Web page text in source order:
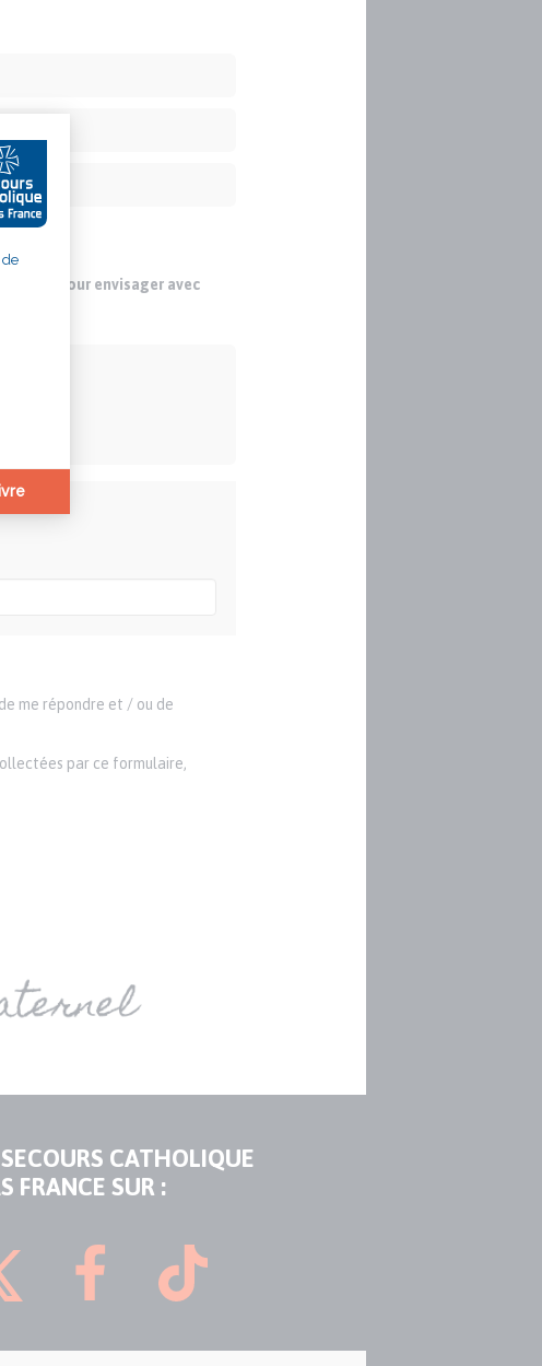
pour envisager avec
me répondre et / ou de
par ce formulaire,
CATHOLIQUE
FRANCE SUR :